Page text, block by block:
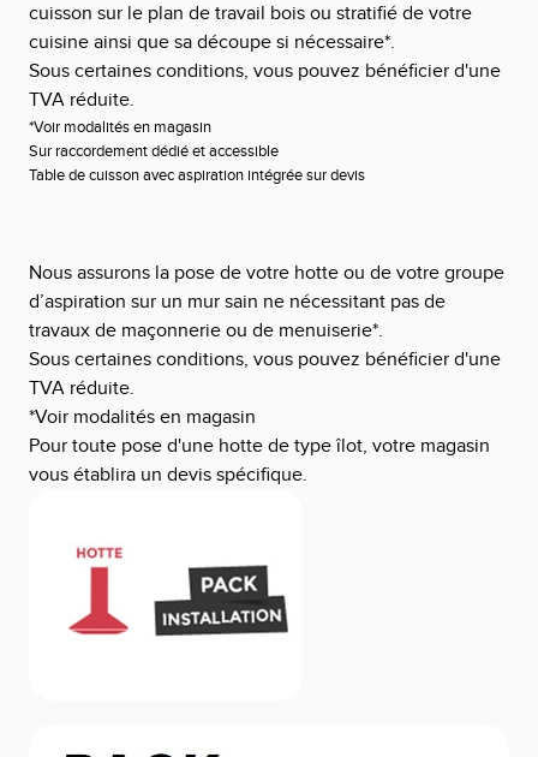
cuisson sur le plan de travail bois ou stratifié de votre
cuisine ainsi que sa découpe si nécessaire*.
Sous certaines conditions, vous pouvez bénéficier d'une
TVA réduite.
*Voir modalités en magasin
Sur raccordement dédié et accessible
Table de cuisson avec aspiration intégrée sur devis
Nous assurons la pose de votre hotte ou de votre groupe
d’aspiration sur un mur sain ne nécessitant pas de
travaux de maçonnerie ou de menuiserie*.
Sous certaines conditions, vous pouvez bénéficier d'une
TVA réduite.
*Voir modalités en magasin
Pour toute pose d'une hotte de type îlot, votre magasin
vous établira un devis spécifique.